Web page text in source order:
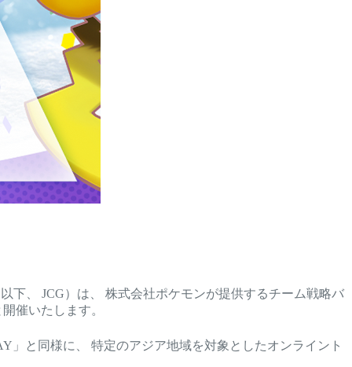
下、 JCG）は、 株式会社ポケモンが提供するチーム戦略バ
催いたします。
」と同様に、 特定のアジア地域を対象としたオンライント